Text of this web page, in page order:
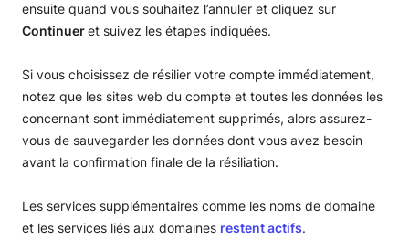
ensuite quand vous souhaitez l’annuler et cliquez sur
Continueret suivez les étapes indiquées.
Si vous choisissez de résilier votre compte immédiatement,
notez que les sites web du compte et toutes les données les
concernant sont immédiatement supprimés, alors assurez-
vous de sauvegarder les données dont vous avez besoin
avant la confirmation finale de la résiliation.
Les services supplémentaires comme les noms de domaine
et les services liés aux domaines restent actifs.